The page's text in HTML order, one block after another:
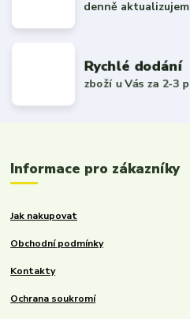
denně
Rychlé dodání
zboží u Vás za 2-3
Informace pro zákazníky
Jak nakupovat
Obchodní podmínky
Kontakty
Ochrana soukromí